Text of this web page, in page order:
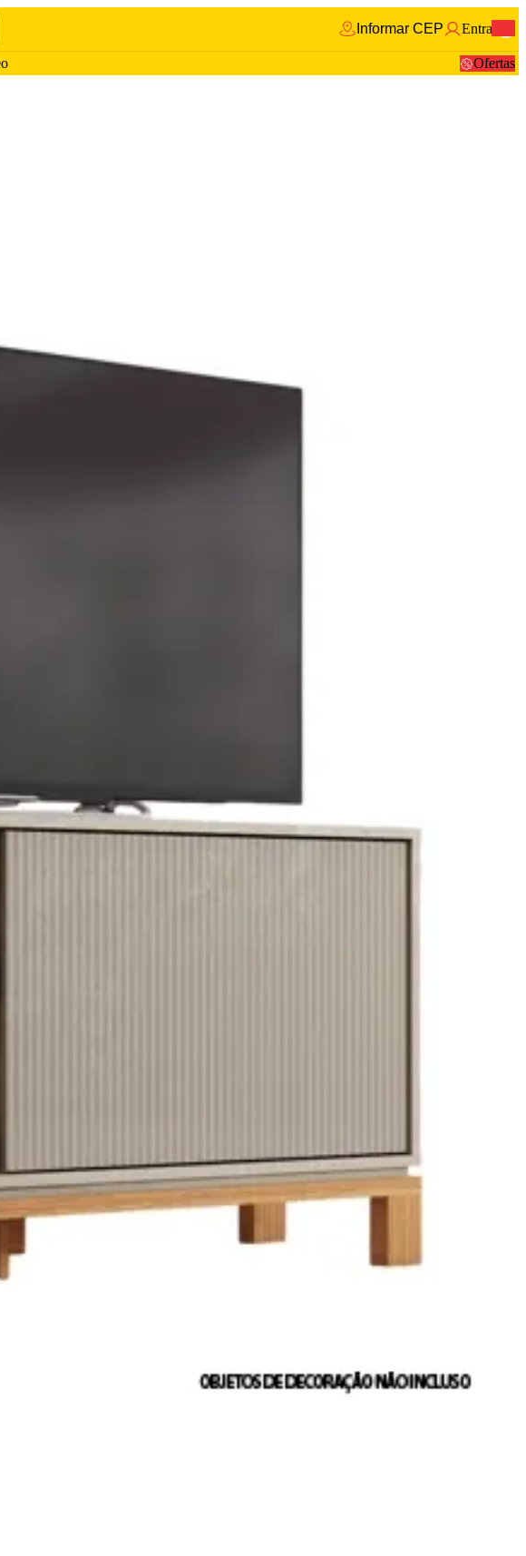
Informar CEP Entrar
Ofertas